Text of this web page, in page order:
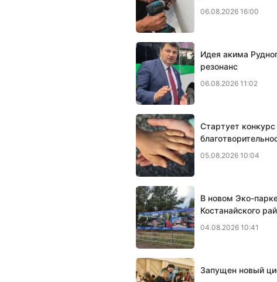
06.08.2026 16:00
Идея акима
резонанс
06.08.2026 11:02
Стартует
05.08.2026 10:04
В новом Эко-
Костанайского
04.08.2026 10:41
Запущен новый